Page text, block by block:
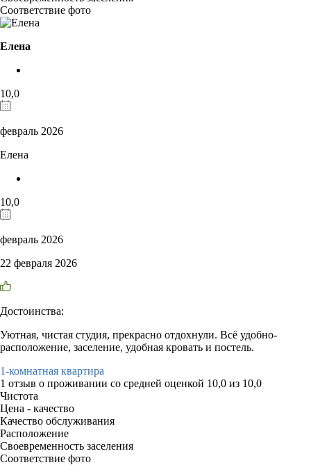
Соответствие фото
Елена
10,0
февраль 2026
Елена
10,0
февраль 2026
22 февраля 2026
Достоинства:
Уютная, чистая студия, прекрасно отдохнули. Всё удобно-
расположение, заселение, удобная кровать и постель.
1-комнатная квартира
1 отзыв о проживании со средней оценкой 10,0 из 10,0
Чистота
Цена - качество
Качество обслуживания
Расположение
Своевременность заселения
Соответствие фото